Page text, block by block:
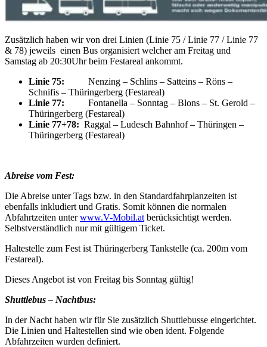
Zusätzlich haben wir von drei Linien (Linie 75 / Linie 77 / Linie 77
& 78) jeweils einen Bus organisiert welcher am Freitag und
Samstag ab 20:30Uhr beim Festareal ankommt.
Linie 75: Nenzing – Schlins – Satteins – Röns –
Schnifis – Thüringerberg (Festareal)
Linie 77: Fontanella – Sonntag – Blons – St. Gerold –
Thüringerberg (Festareal)
Linie 77+78: Raggal – Ludesch Bahnhof – Thüringen –
Thüringerberg (Festareal)
Abreise vom Fest:
Die Abreise unter Tags bzw. in den Standardfahrplanzeiten ist
ebenfalls inkludiert und Gratis. Somit können die normalen
Abfahrtzeiten unterwww.V-Mobil.at berücksichtigt werden.
Selbstverständlich nur mit gültigem Ticket.
Haltestelle zum Fest ist Thüringerberg Tankstelle (ca. 200m vom
Festareal).
Dieses Angebot ist von Freitag bis Sonntag gültig!
Shuttlebus – Nachtbus:
In der Nacht haben wir für Sie zusätzlich Shuttlebusse eingerichtet.
Die Linien und Haltestellen sind wie oben ident. Folgende
Abfahrzeiten wurden definiert.